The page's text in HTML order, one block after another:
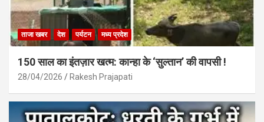
ताजा खबर देश पर्यटन मध्य प्रदेश
150 साल का इंतज़ार खत्म: कान्हा के ‘सुल्तान’ की वापसी !
28/04/2026 Rakesh Prajapati